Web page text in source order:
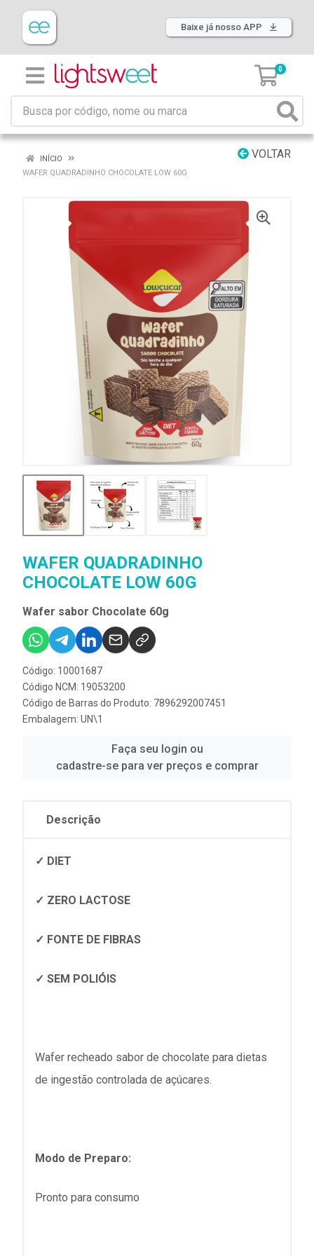
Baixe já nosso APP
0
VOLTAR
INÍCIO
WAFER QUADRADINHO CHOCOLATE LOW 60G
WAFER QUADRADINHO
CHOCOLATE LOW 60G
Wafer sabor Chocolate 60g
Código: 10001687
Código NCM: 19053200
Código de Barras do Produto: 7896292007451
Embalagem: UN\1
Faça seu login ou
cadastre-se para ver preços e comprar
Descrição
✓ DIET
✓ ZERO LACTOSE
✓ FONTE DE FIBRAS
✓ SEM POLIÓIS
Wafer recheado sabor de chocolate para dietas
de ingestão controlada de açúcares.
Modo de Preparo:
Pronto para consumo